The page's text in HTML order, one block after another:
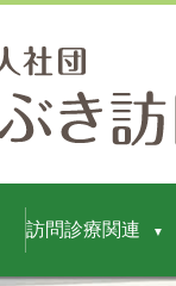
訪問診療関連